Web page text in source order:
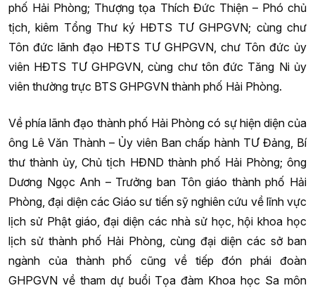
phố Hải Phòng; Thượng tọa Thích Đức Thiện – Phó chủ
tịch, kiêm Tổng Thư ký HĐTS TƯ GHPGVN; cùng chư
Tôn đức lãnh đạo HĐTS TƯ GHPGVN, chư Tôn đức ủy
viên HĐTS TƯ GHPGVN, cùng chư tôn đức Tăng Ni ủy
viên thường trực BTS GHPGVN thành phố Hải Phòng.
Về phía lãnh đạo thành phố Hải Phòng có sự hiện diện của
ông Lê Văn Thành – Ủy viên Ban chấp hành TƯ Đảng, Bí
thư thành ủy, Chủ tịch HĐND thành phố Hải Phòng; ông
Dương Ngọc Anh – Trưởng ban Tôn giáo thành phố Hải
Phòng, đại diện các Giáo sư tiến sỹ nghiên cứu về lĩnh vực
lịch sử Phật giáo, đại diện các nhà sử học, hội khoa học
lịch sử thành phố Hải Phòng, cùng đại diện các sở ban
ngành của thành phố cũng về tiếp đón phái đoàn
GHPGVN về tham dự buổi Tọa đàm Khoa học Sa môn